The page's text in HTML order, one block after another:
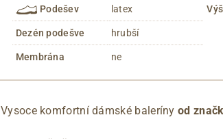
Podešev latex
Dezén podešve hrubší
Membrána ne
Vysoce komfortní dámské balerínyod